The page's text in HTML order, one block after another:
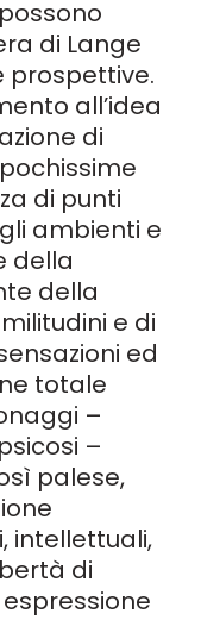
di Lange
prospettive.
all’idea
di
di punti
ambienti e
della
della
e di
ed
totale
–
–
palese,
intellettuali,
di